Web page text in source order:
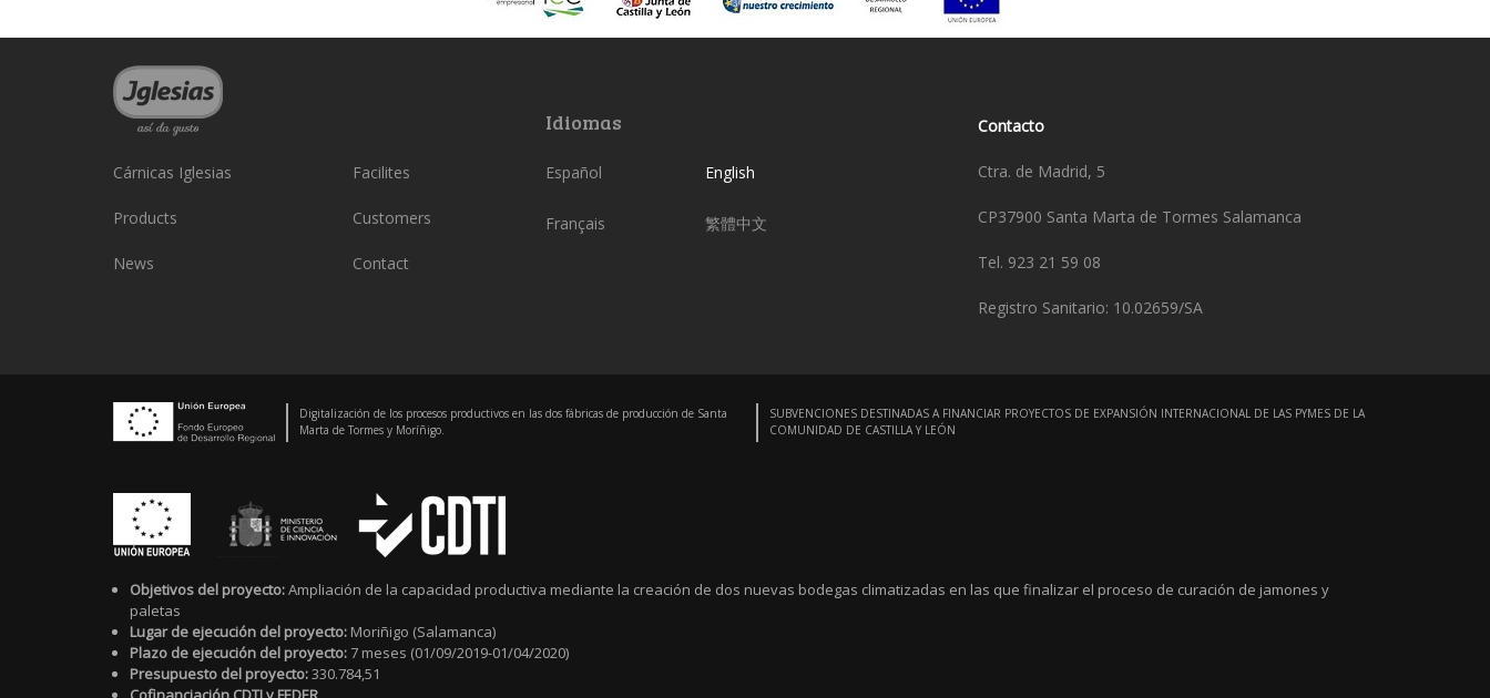
Cárnicas Iglesias Facilites
Products Customers
News Contact
Idiomas
Español English
Français 繁體中文
Contacto
Ctra. de Madrid, 5
CP37900 Santa Marta de Tormes Salamanca
Tel. 923 21 59 08
Registro Sanitario: 10.02659/SA
Digitalización de los procesos productivos en las dos fábricas de producción de Santa
Marta de Tormes y Moríñigo.
SUBVENCIONES DESTINADAS A FINANCIAR PROYECTOS DE EXPANSIÓN INTERNACIONAL DE LAS PYMES DE LA
COMUNIDAD DE CASTILLA Y LEÓN
Objetivos del proyecto:Ampliación de la capacidad productiva mediante la creación de dos nuevas bodegas climatizadas en las que finalizar el proceso de curación de jamones y
paletas
Lugar de ejecución del proyecto: Moriñigo (Salamanca)
Plazo de ejecución del proyecto:7 meses (01/09/2019-01/04/2020)
Presupuesto del proyecto:330.784,51